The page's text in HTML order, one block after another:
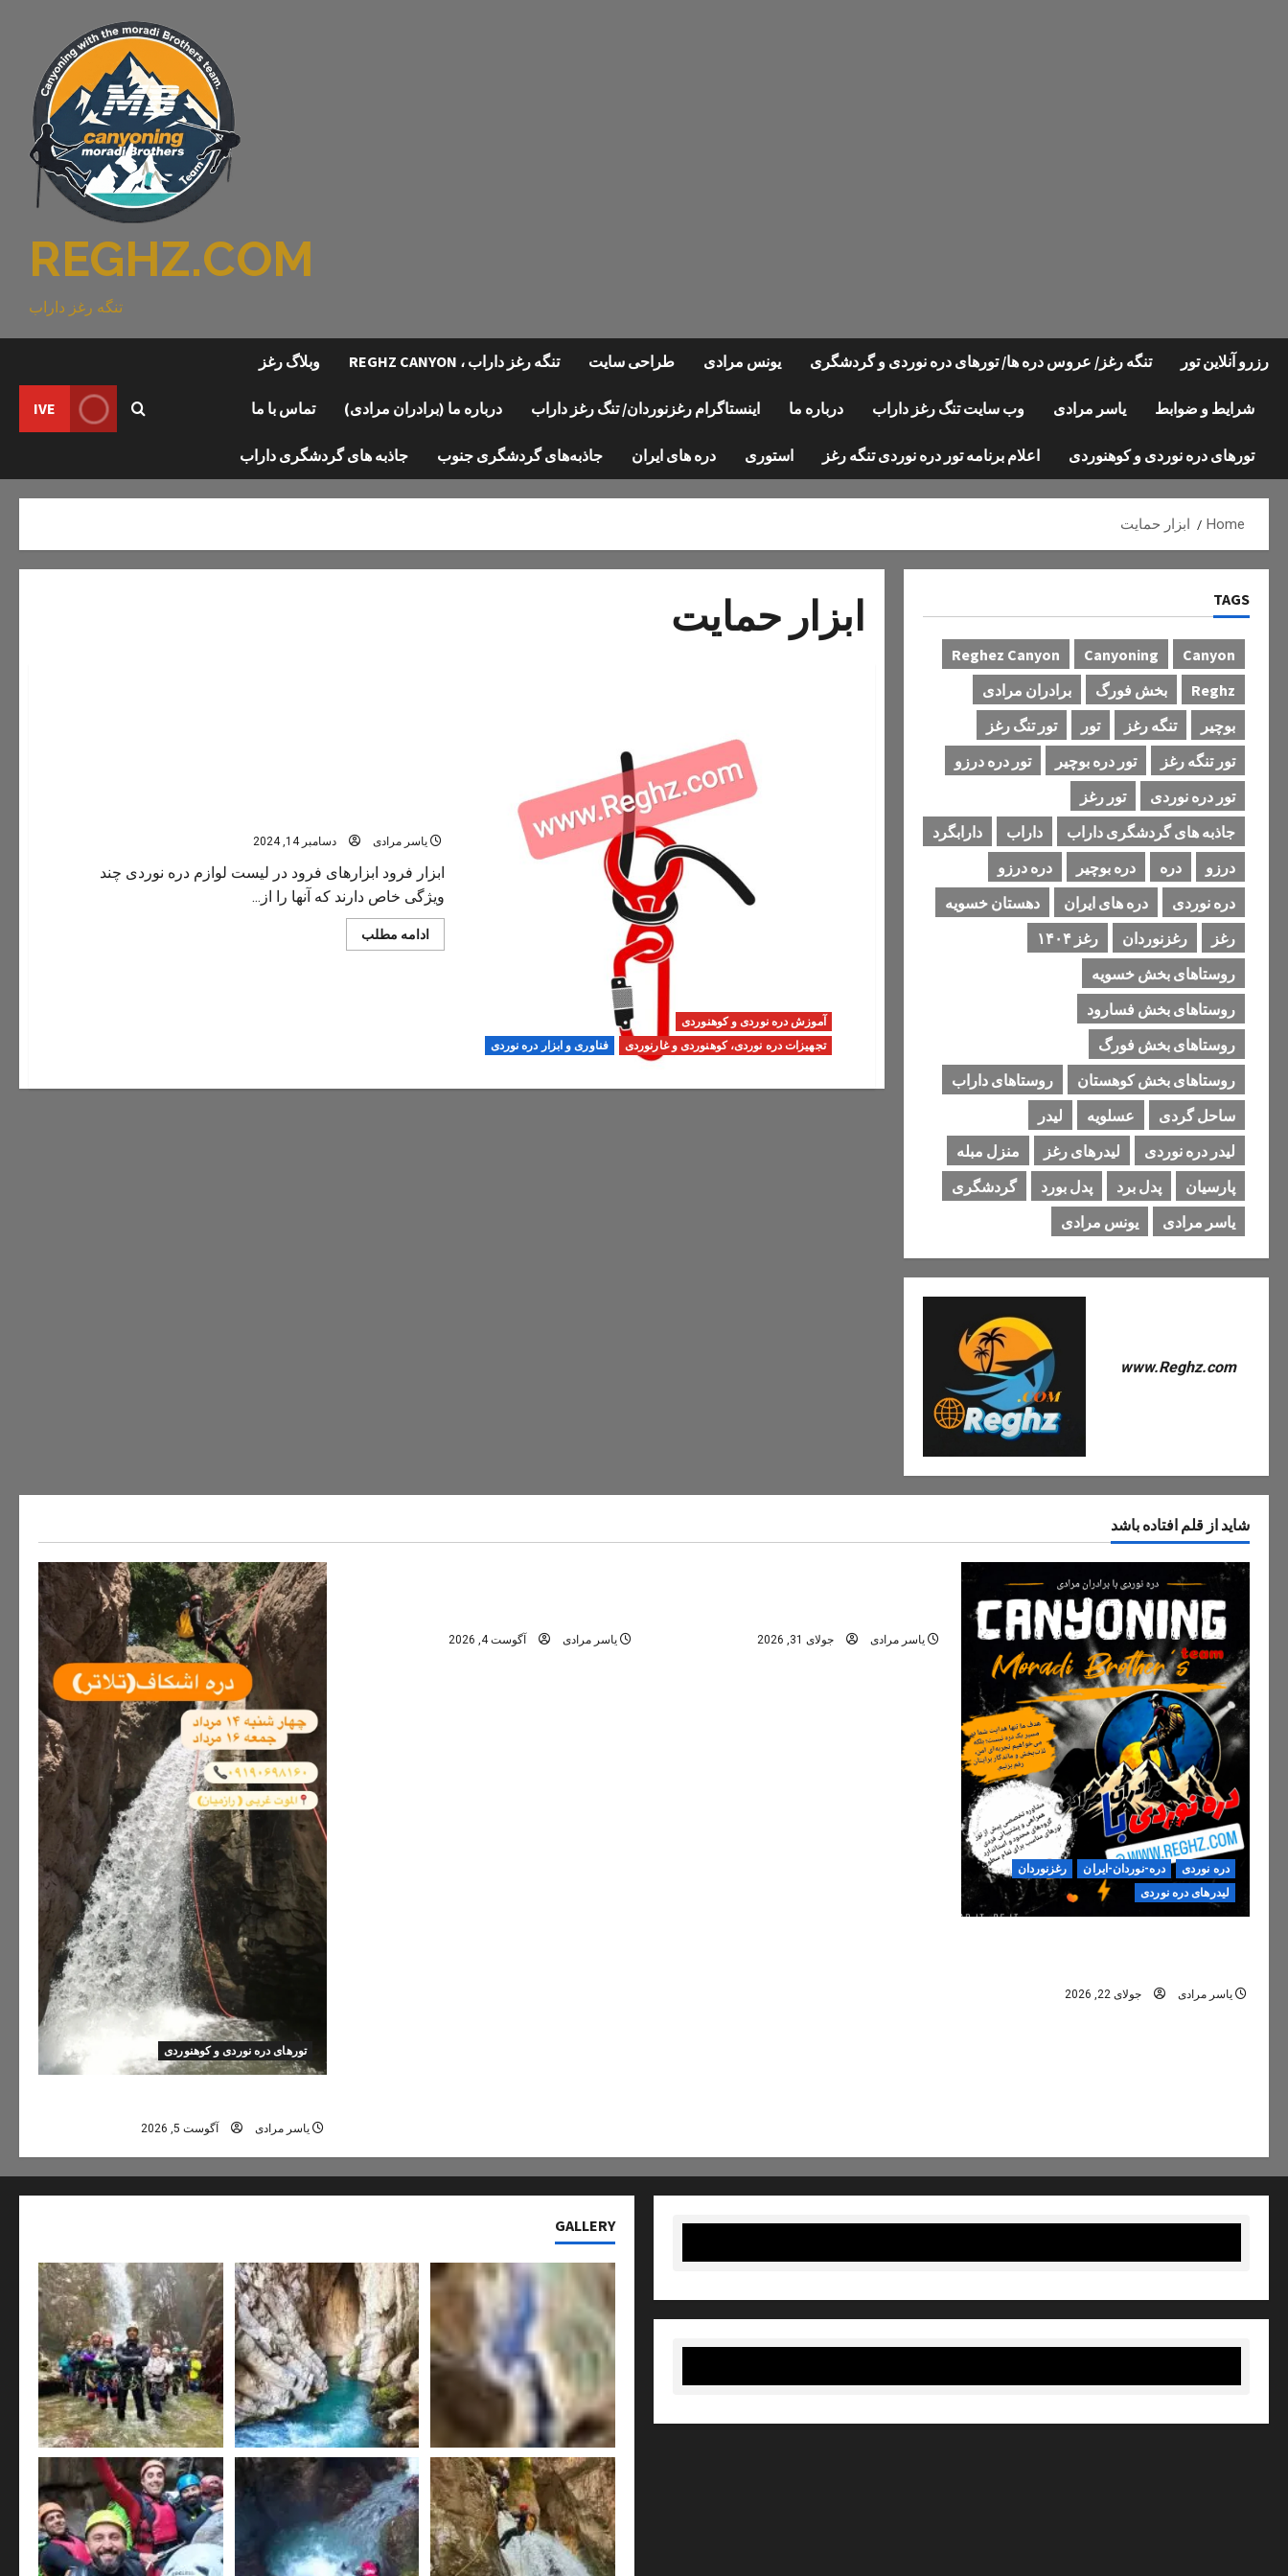
REGHZ.COM
تنگه رغز داراب
رزرو آنلاین تور تنگه رغز/ عروس دره ها/ تورهای دره نوردی و گردشگری یونس مرادی طراحی سایت تنگه رغز داراب ، REGHZ CANYON وبلاگ رغز
شرایط و ضوابط یاسر مرادی وب سایت تنگ رغز داراب درباره ما اینستاگرام رغزنوردان/ تنگ رغز داراب درباره ما (برادران مرادی) تماس با ما
تورهای دره نوردی و کوهنوردی اعلام برنامه تور دره نوردی تنگه رغز استوری دره های ایران جاذبه‌های گردشگری جنوب جاذبه های گردشگری داراب
IVE
Home ابزار حمایت
ابزار حمایت
آموزش دره نوردی و کوهنوردی
تجهیزات دره نوردی، کوهنوردی و غارنوردی
فناوری و ابزار دره نوردی
یاسر مرادی دسامبر 14, 2024
ابزار فرود ابزارهای فرود در لیست لوازم دره نوردی چند
ویژگی خاص دارند که آنها را از...
ادامه مطلب
more
TAGS
Canyon
Canyoning
Reghez Canyon
Reghz
بخش فورگ
برادران مرادی
بوچیر
تنگه رغز تور
تور تنگ رغز
تور تنگه رغز
تور دره بوچیر
تور دره درزو
تور دره نوردی
تور رغز
جاذبه های گردشگری داراب
داراب
دارابگرد
درزو
دره دره بوچیر
دره درزو
دره نوردی
دره های ایران
دهستان خسویه
رغز
رغزنوردان
رغز ۱۴۰۴
روستاهای بخش خسویه
روستاهای بخش فسارود
روستاهای بخش فورگ
روستاهای بخش کوهستان
روستاهای داراب
ساحل گردی
عسلویه
لیدر
لیدر دره نوردی
لیدرهای رغز
منزل مبله
پارسیان
پدل برد پدل بورد
گردشگری
یاسر مرادی
یونس مرادی
www.Reghz.com
شاید از قلم افتاده باشد
تورهای دره نوردی و کوهنوردی
یاسر مرادی آگوست 5, 2026
یاسر مرادی آگوست 4, 2026 یاسر مرادی جولای 31, 2026
دره نوردی دره-نوردان-ایران
رغزنوردان
لیدرهای دره نوردی
یاسر مرادی جولای 22, 2026
GALLERY